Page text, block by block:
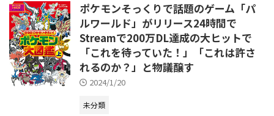
ポケモンそっくりで話題のゲーム「パ
ルワールド」がリリース24時間で
Streamで200万DL達成の大ヒットで
「これを待っていた！」「これは許さ
れるのか？」と物議醸す
2024/1/20
未分類